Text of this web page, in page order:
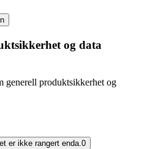
og data
generell produktsikkerhet og
er ikke rangert enda.0